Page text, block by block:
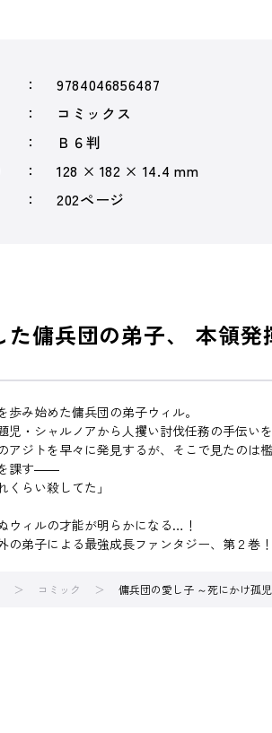
9784046856487
コミックス
Ｂ６判
128 × 182 × 14.4 mm
202ページ
傭兵団の弟子、 本領発
み始めた傭兵団の弟子ウィル。
・シャルノアから人攫い討伐任務の手伝いを
アジトを早々に発見するが、そこで見たのは
を課す――
くらい殺してた」
ウィルの才能が明らかになる…！
弟子による最強成長ファンタジー、第２巻！
コミック 傭兵団の愛し子 ～死にかけ孤